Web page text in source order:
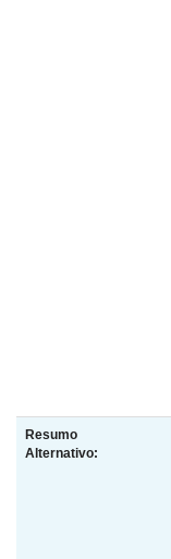
Resumo
Alternativo: